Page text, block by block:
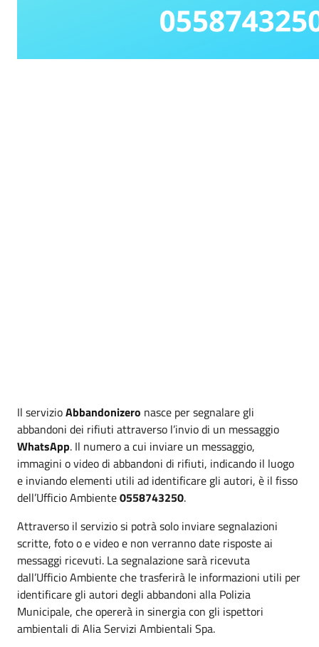
Il servizioAbbandonizero nasce per segnalare gli
abbandoni dei rifiuti attraverso l’invio di un messaggio
WhatsApp. Il numero a cui inviare un messaggio,
immagini o video di abbandoni di rifiuti, indicando il luogo
e inviando elementi utili ad identificare gli autori, è il fisso
dell’Ufficio Ambiente0558743250.
Attraverso il servizio si potrà solo inviare segnalazioni
scritte, foto o e video e non verranno date risposte ai
messaggi ricevuti. La segnalazione sarà ricevuta
dall’Ufficio Ambiente che trasferirà le informazioni utili per
identificare gli autori degli abbandoni alla Polizia
Municipale, che opererà in sinergia con gli ispettori
ambientali di Alia Servizi Ambientali Spa.